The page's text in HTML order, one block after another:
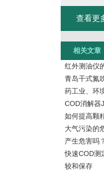
查看更
相关文章
红外测油仪
青岛干式氮
药工业、环
COD消解器
如何提高颗
大气污染的
产生危害吗
快速COD测
较和保存